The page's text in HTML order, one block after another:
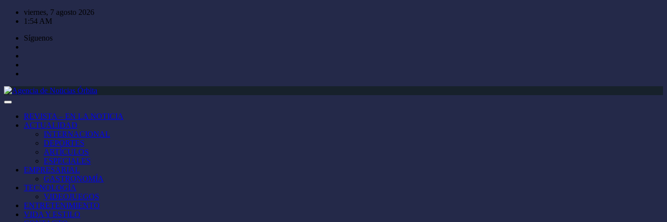
Saltar
viernes, 7 agosto 2026
1:54 AM
Síguenos
REVISTA – EN LA NOTICIA
ACTUALIDAD
INTERNACIONAL
DEPORTES
ARTÍCULOS
ESPECIALES
EMPRESARIAL
GASTRONOMÍA
TECNOLOGÍA
VIDEOJUEGOS
ENTRETENIMIENTO
VIDA Y ESTILO